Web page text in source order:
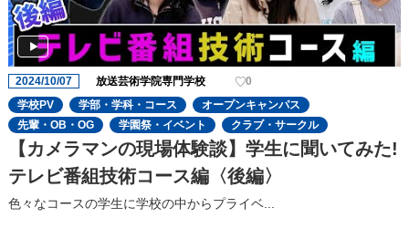
2024/10/07 放送芸術学院専門学校
0
学校PV
学部・学科・コース
オープンキャンパス
先輩・OB・OG
学園祭・イベント クラブ・サークル
【カメラマンの現場体験談】学生に聞いてみた!
テレビ番組技術コース編〈後編〉
色々なコースの学生に学校の中からプライベ...